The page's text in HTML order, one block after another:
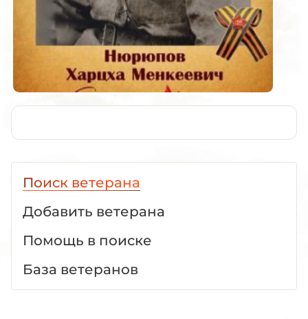
Поиск ветерана
Добавить ветерана
Помощь в поиске
База ветеранов